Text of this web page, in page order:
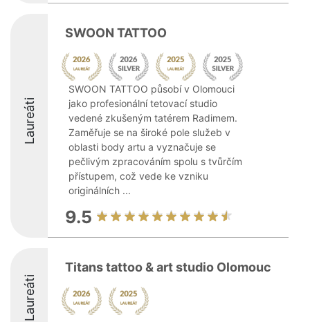
Laureáti
SWOON TATTOO
SWOON TATTOO působí v Olomouci
jako profesionální tetovací studio
vedené zkušeným tatérem Radimem.
Zaměřuje se na široké pole služeb v
oblasti body artu a vyznačuje se
pečlivým zpracováním spolu s tvůrčím
přístupem, což vede ke vzniku
originálních ...
9.5
Laureáti
Titans tattoo & art studio Olomouc